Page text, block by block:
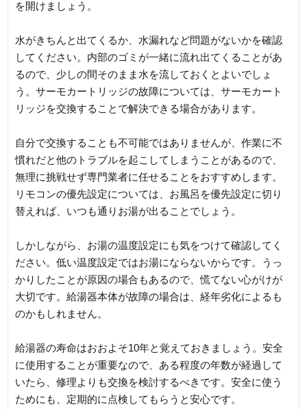
を開けましょう。
水がきちんと出てくるか、水漏れなど問題がないかを確認
してください。内部のゴミが一緒に流れ出てくることがあ
るので、少しの間そのまま水を流しておくとよいでしょ
う。サーモカートリッジの故障については、サーモカート
リッジを交換することで解決できる場合があります。
自分で交換することも不可能ではありませんが、作業に不
慣れだと他のトラブルを起こしてしまうことがあるので、
無理に挑戦せず専門業者に任せることをおすすめします。
リモコンの優先設定については、お風呂を優先設定に切り
替えれば、いつも通りお湯が出ることでしょう。
しかしながら、お湯の温度設定にも気をつけて確認してく
ださい。低い温度設定ではお湯にならないからです。うっ
かりしたことが原因の場合もあるので、慌てない心がけが
大切です。給湯器本体が故障の場合は、経年劣化によるも
のかもしれません。
給湯器の寿命はおおよそ10年と覚えておきましょう。安全
に使用することが重要なので、ある程度の年数が経過して
いたら、修理よりも交換を検討するべきです。安全に使う
ためにも、定期的に点検してもらうと安心です。